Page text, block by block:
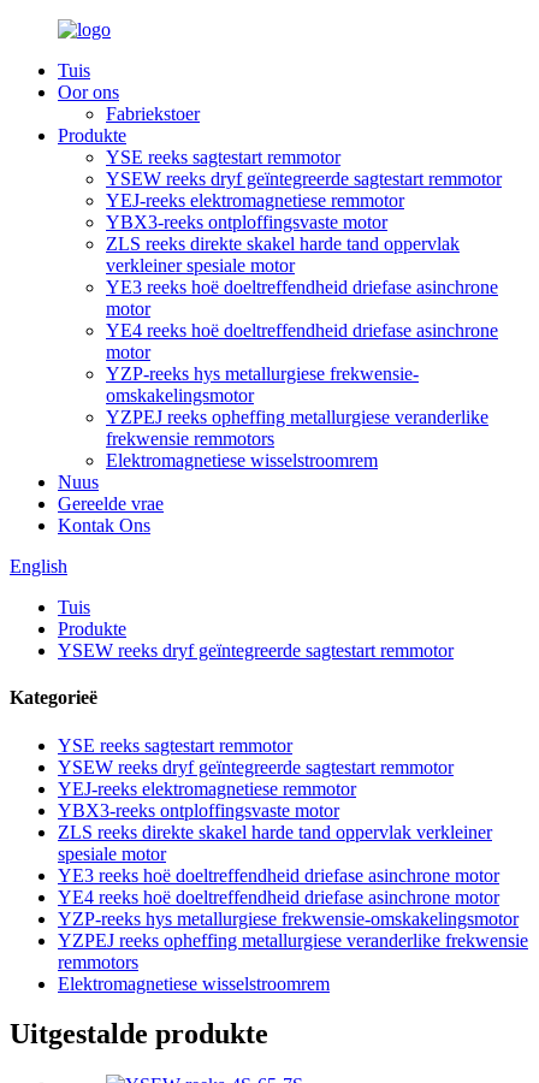
Tuis
Oor ons
Fabriekstoer
Produkte
YSE reeks sagtestart remmotor
YSEW reeks dryf geïntegreerde sagtestart remmotor
YEJ-reeks elektromagnetiese remmotor
YBX3-reeks ontploffingsvaste motor
ZLS reeks direkte skakel harde tand oppervlak
verkleiner spesiale motor
YE3 reeks hoë doeltreffendheid driefase asinchrone
motor
YE4 reeks hoë doeltreffendheid driefase asinchrone
motor
YZP-reeks hys metallurgiese frekwensie-
omskakelingsmotor
YZPEJ reeks opheffing metallurgiese veranderlike
frekwensie remmotors
Elektromagnetiese wisselstroomrem
Nuus
Gereelde vrae
Kontak Ons
English
Tuis
Produkte
YSEW reeks dryf geïntegreerde sagtestart remmotor
Kategorieë
YSE reeks sagtestart remmotor
YSEW reeks dryf geïntegreerde sagtestart remmotor
YEJ-reeks elektromagnetiese remmotor
YBX3-reeks ontploffingsvaste motor
ZLS reeks direkte skakel harde tand oppervlak verkleiner
spesiale motor
YE3 reeks hoë doeltreffendheid driefase asinchrone motor
YE4 reeks hoë doeltreffendheid driefase asinchrone motor
YZP-reeks hys metallurgiese frekwensie-omskakelingsmotor
YZPEJ reeks opheffing metallurgiese veranderlike frekwensie
remmotors
Elektromagnetiese wisselstroomrem
Uitgestalde produkte